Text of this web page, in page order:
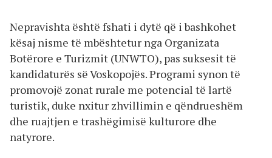
Nepravishta është fshati i dytë që i bashkohet
kësaj nisme të mbështetur nga Organizata
Botërore e Turizmit (UNWTO), pas suksesit të
kandidaturës së Voskopojës. Programi synon të
promovojë zonat rurale me potencial të lartë
turistik, duke nxitur zhvillimin e qëndrueshëm
dhe ruajtjen e trashëgimisë kulturore dhe
natyrore.